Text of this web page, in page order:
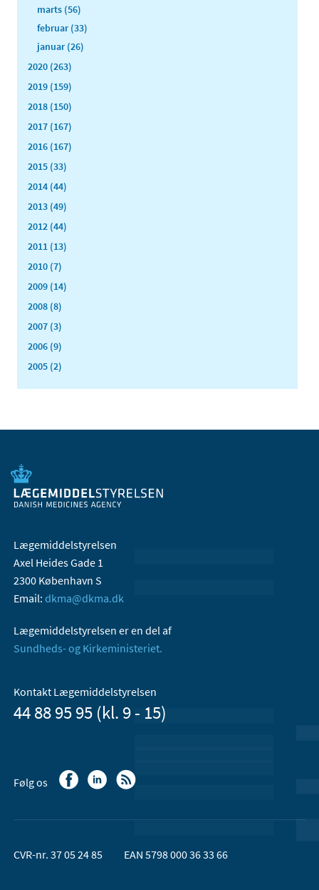
marts (56)
februar (33)
januar (26)
2020 (263)
2019 (159)
2018 (150)
2017 (167)
2016 (167)
2015 (33)
2014 (44)
2013 (49)
2012 (44)
2011 (13)
2010 (7)
2009 (14)
2008 (8)
2007 (3)
2006 (9)
2005 (2)
Lægemiddelstyrelsen
Axel Heides Gade 1
2300 København S
Email: dkma@dkma.dk
Lægemiddelstyrelsen er en del af
Sundheds- og Kirkeministeriet.
Kontakt Lægemiddelstyrelsen
44 88 95 95 (kl. 9 - 15)
Følg os
CVR-nr. 37 05 24 85 EAN 5798 000 36 33 66